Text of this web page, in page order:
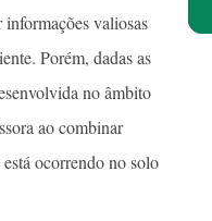
informações valiosas
Porém, dadas as
no âmbito
ao combinar
ocorrendo no solo